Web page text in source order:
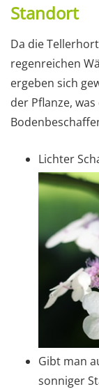
Standort
Da die
regenreichen
ergeben sich
der Pflanze,
Lichter
Gibt man
sonniger